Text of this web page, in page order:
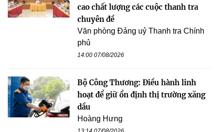
cao chất lượng các cuộc thanh tra
chuyên đề
Văn phòng Đảng uỷ Thanh tra Chính
phủ
14:00 07/08/2026
Bộ Công Thương: Điều hành linh
hoạt để giữ ổn định thị trường xăng
dầu
Hoàng Hưng